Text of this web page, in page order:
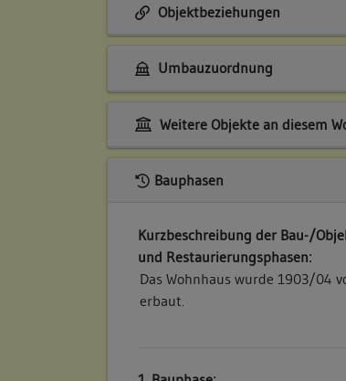
Objektbeziehungen
Umbauzuordnung
Weitere Objekte an diesem
Bauphasen
Kurzbeschreibung der Bau-/
und Restaurierungsphasen:
Das Wohnhaus wurde 1903/04
erbaut.